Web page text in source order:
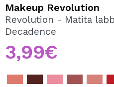
Creando un account su
acquisti velocemente,
CREARE
Makeup Revolution
Revolution - Matita
Decadence
3,99€